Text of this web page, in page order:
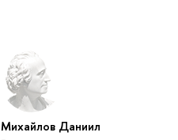
Михайлов Даниил